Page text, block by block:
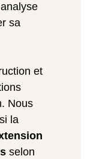
sa
et
Nous
la
selon